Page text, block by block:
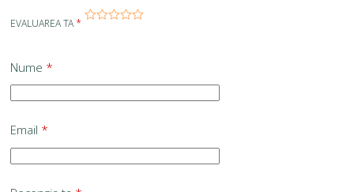
EVALUAREA TA*
Nume *
Email *